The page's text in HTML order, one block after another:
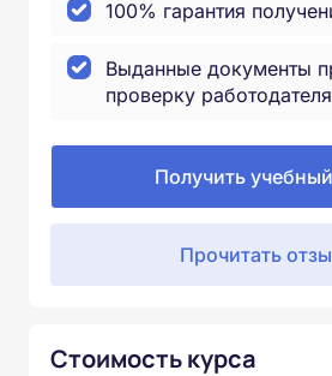
100% гарантия
Выданные документы
проверку работодателя
Получить
Прочитать
Стоимость курса